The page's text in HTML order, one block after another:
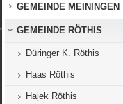
GEMEINDE MEININGEN
GEMEINDE RÖTHIS
Düringer K. Röthis
Haas Röthis
Hajek Röthis